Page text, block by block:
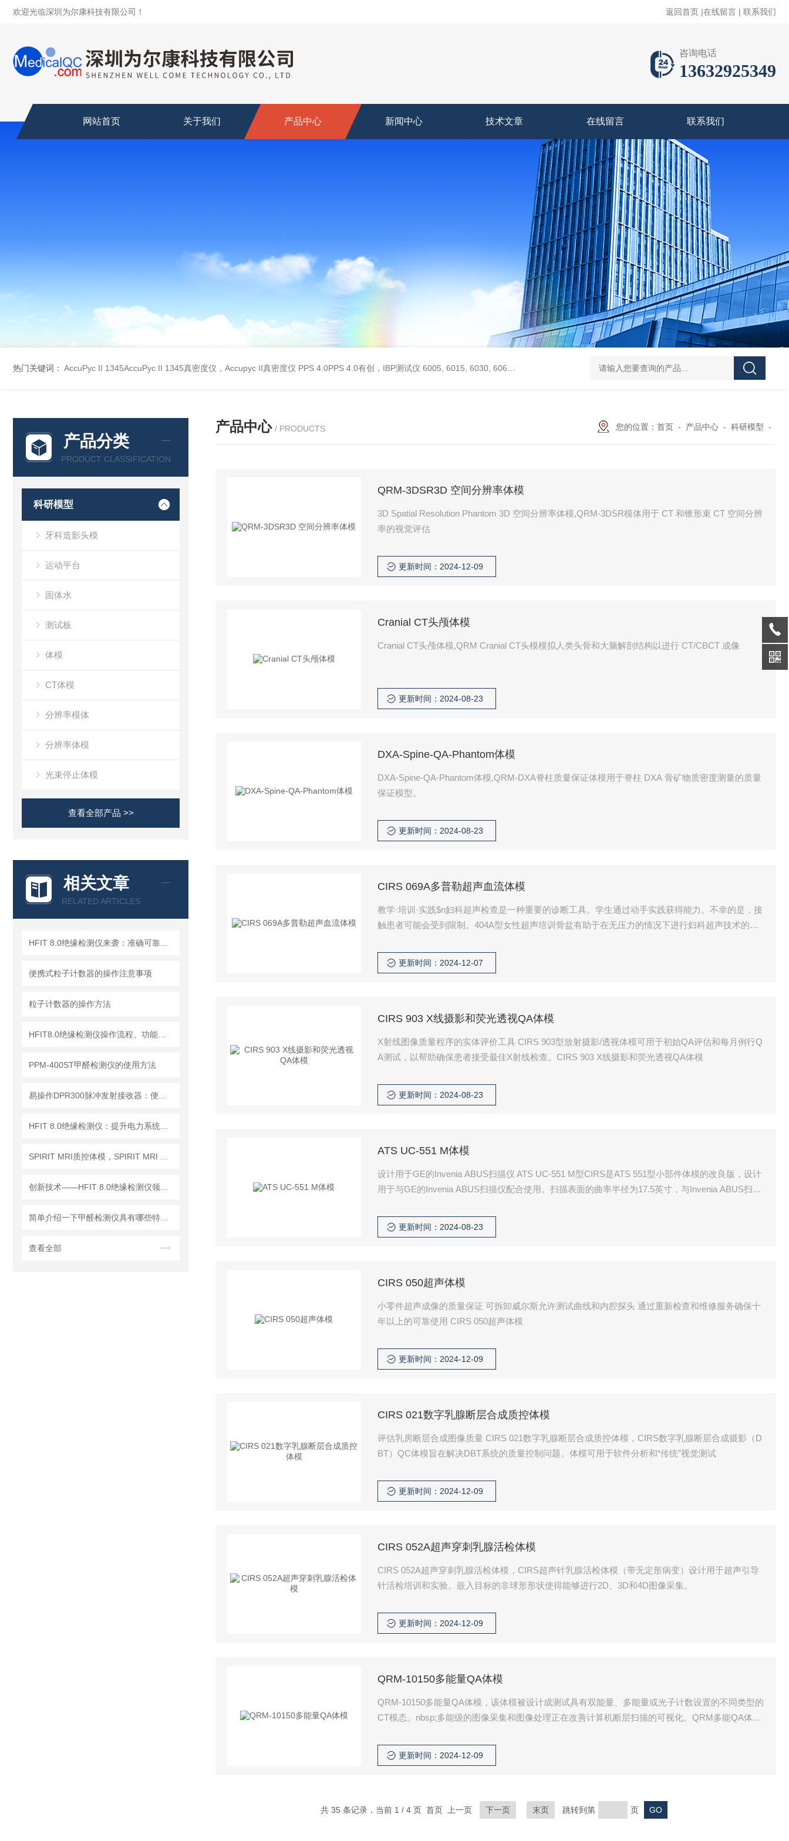
欢迎光临深圳为尔康科技有限公司！ 返回首页 |在线留言 | 联系我们
咨询电话
13632925349
网站首页 关于我们 产品中心 新闻中心 技术文章 在线留言 联系我们
热门关键词： AccuPyc II 1345AccuPyc II 1345真密度仪，Accupyc II真密度仪 PPS 4.0PPS 4.0有创，IBP测试仪 6005, 6015, 6030, 6060, 6100, 6170Hans Rudolph非扩散气体收集袋,Hans Rudolph非扩散气囊
产品分类
PRODUCT CLASSIFICATION
科研模型
牙科造影头模
运动平台
固体水
测试板
体模
CT体模
分辨率模体
分辨率体模
光束停止体模
查看全部产品 >>
相关文章
RELATED ARTICLES
便携式粒子计数器的操作注意事项
粒子计数器的操作方法
PPM-400ST甲醛检测仪的使用方法
查看全部
产品中心 / PRODUCTS 您的位置： 首页 - 产品中心 - 科研模型 -
QRM-3DSR3D 空间分辨率体模
3D Spatial Resolution Phantom 3D 空间分辨率体模,QRM-3DSR模体用于 CT 和锥形束 CT 空间分辨
率的视觉评估
更新时间：2024-12-09
Cranial CT头颅体模
Cranial CT头颅体模,QRM Cranial CT头模模拟人类头骨和大脑解剖结构以进行 CT/CBCT 成像
更新时间：2024-08-23
DXA-Spine-QA-Phantom体模
DXA-Spine-QA-Phantom体模,QRM-DXA脊柱质量保证体模用于脊柱 DXA 骨矿物质密度测量的质量
保证模型。
更新时间：2024-08-23
CIRS 069A多普勒超声血流体模
教学·培训·实践$n妇科超声检查是一种重要的诊断工具。学生通过动手实践获得能力。不幸的是，接
触患者可能会受到限制。404A型女性超声培训骨盆有助于在无压力的情况下进行妇科超声技术的教
更新时间：2024-12-07
CIRS 903 X线摄影和荧光透视QA体模
X射线图像质量程序的实体评价工具 CIRS 903型放射摄影/透视体模可用于初始QA评估和每月例行Q
A测试，以帮助确保患者接受最佳X射线检查。CIRS 903 X线摄影和荧光透视QA体模
更新时间：2024-08-23
ATS UC-551 M体模
设计用于GE的Invenia ABUS扫描仪 ATS UC-551 M型CIRS是ATS 551型小部件体模的改良版，设计
用于与GE的Invenia ABUS扫描仪配合使用。扫描表面的曲率半径为17.5英寸，与Invenia ABUS扫描
更新时间：2024-08-23
CIRS 050超声体模
小零件超声成像的质量保证 可拆卸威尔斯允许测试曲线和内腔探头 通过重新检查和维修服务确保十
年以上的可靠使用 CIRS 050超声体模
更新时间：2024-12-09
CIRS 021数字乳腺断层合成质控体模
评估乳房断层合成图像质量 CIRS 021数字乳腺断层合成质控体模，CIRS数字乳腺断层合成摄影（D
BT）QC体模旨在解决DBT系统的质量控制问题。体模可用于软件分析和“传统”视觉测试
更新时间：2024-12-09
CIRS 052A超声穿刺乳腺活检体模
CIRS 052A超声穿刺乳腺活检体模，CIRS超声针乳腺活检体模（带无定形病变）设计用于超声引导
针活检培训和实验。嵌入目标的非球形形状使得能够进行2D、3D和4D图像采集。
更新时间：2024-12-09
QRM-10150多能量QA体模
QRM-10150多能量QA体模，该体模被设计成测试具有双能量、多能量或光子计数设置的不同类型的
CT模态。nbsp;多能级的图像采集和图像处理正在改善计算机断层扫描的可视化。QRM多能QA体模
更新时间：2024-12-09
共 35 条记录，当前 1 / 4 页 首页 上一页 下一页 末页 跳转到第 页